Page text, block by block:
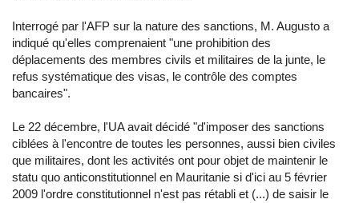
Interrogé par l'AFP sur la nature des sanctions, M. Augusto a
indiqué qu'elles comprenaient "une prohibition des
déplacements des membres civils et militaires de la junte, le
refus systématique des visas, le contrôle des comptes
bancaires".
Le 22 décembre, l'UA avait décidé "d'imposer des sanctions
ciblées à l'encontre de toutes les personnes, aussi bien civiles
que militaires, dont les activités ont pour objet de maintenir le
statu quo anticonstitutionnel en Mauritanie si d'ici au 5 février
2009 l'ordre constitutionnel n'est pas rétabli et (...) de saisir le